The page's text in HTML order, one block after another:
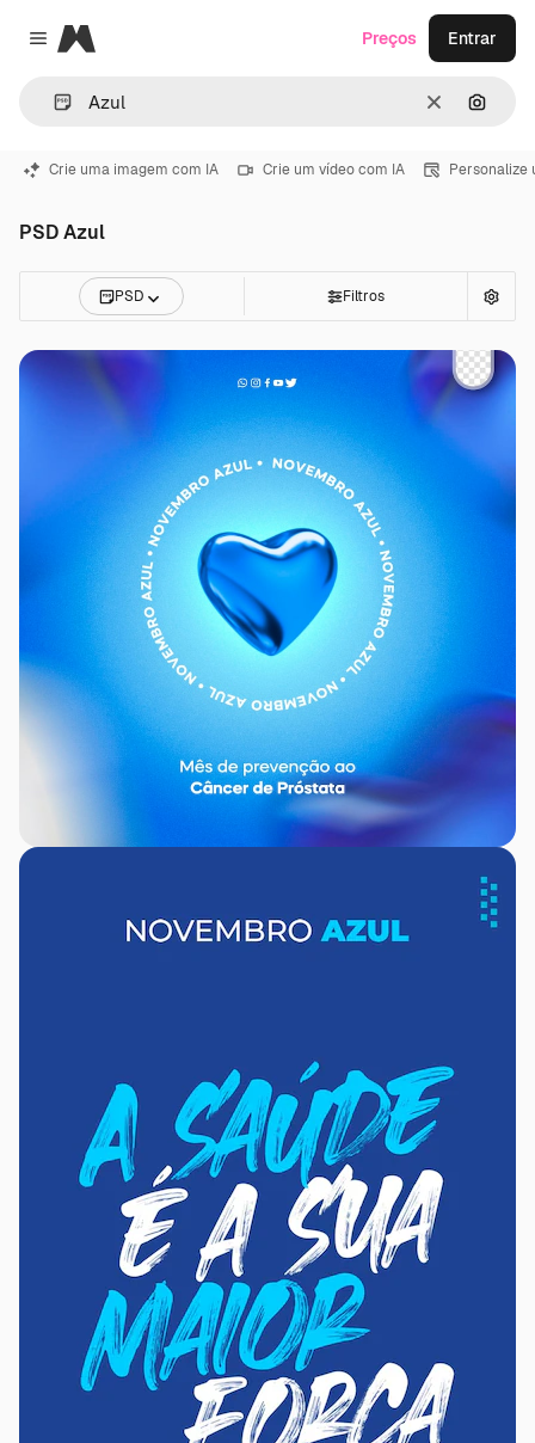
Close menu
Magnific
Limpar
Preços Entrar
Crie uma imagem com IA Crie um vídeo com IA Personalize
PSD Azul
PSD Filtros